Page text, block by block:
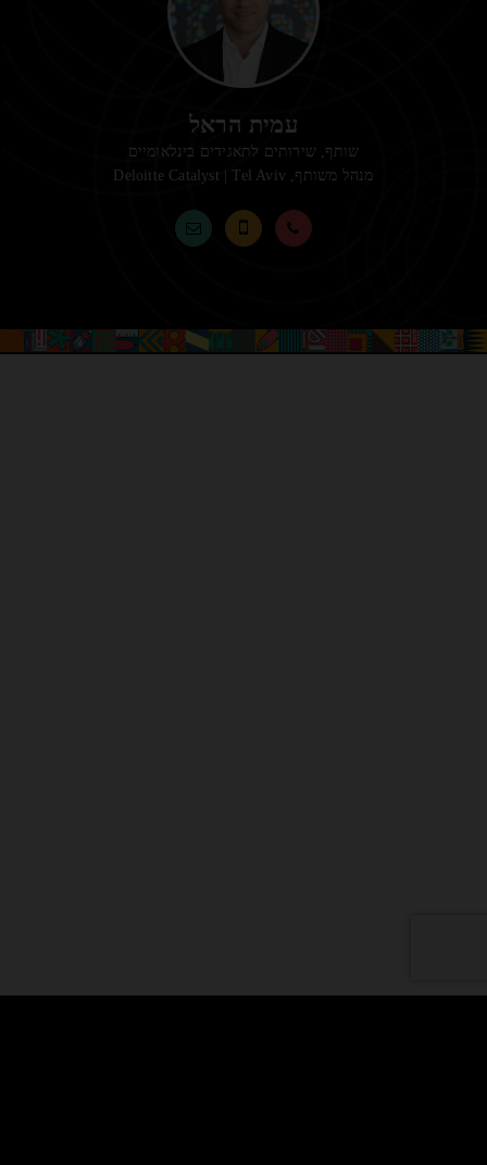
עמית הראל
שותף, שירותים לתאגידים בינלאומיים
מנהל משותף, Deloitte Catalyst | Tel Aviv